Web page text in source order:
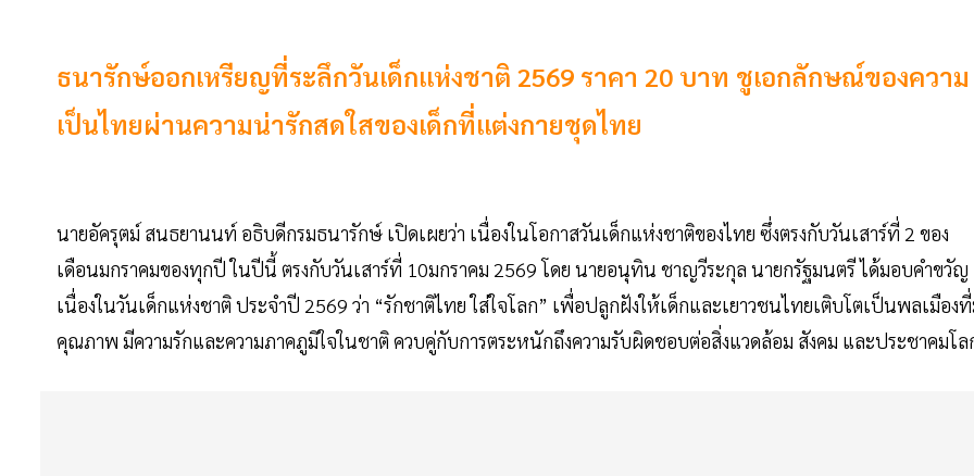
ธนารักษ์ออกเหรียญที่ระลึกวันเด็กแห่งชาติ 2569 ราคา 20 บาท ชูเอกลักษณ์ของความ
เป็นไทยผ่านความน่ารักสดใสของเด็กที่แต่งกายชุดไทย
นายอัครุตม์ สนธยานนท์ อธิบดีกรมธนารักษ์ เปิดเผยว่า เนื่องในโอกาสวันเด็กแห่งชาติของไทย ซึ่งตรงกับวันเสาร์ที่ 2 ของ
เดือนมกราคมของทุกปี ในปีนี้ ตรงกับวันเสาร์ที่ 10มกราคม 2569 โดย นายอนุทิน ชาญวีระกุล นายกรัฐมนตรี ได้มอบคำขวัญ
เนื่องในวันเด็กแห่งชาติ ประจำปี 2569 ว่า “รักชาติไทย ใส่ใจโลก” เพื่อปลูกฝังให้เด็กและเยาวชนไทยเติบโตเป็นพลเมือง
คุณภาพ มีความรักและความภาคภูมิใจในชาติ ควบคู่กับการตระหนักถึงความรับผิดชอบต่อสิ่งแวดล้อม สังคม และประชาคมโล